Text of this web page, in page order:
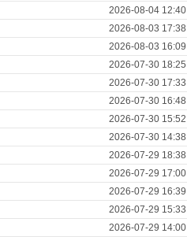
2026-08-04 12:40
2026-08-03 17:38
2026-08-03 16:09
2026-07-30 18:25
2026-07-30 17:33
2026-07-30 16:48
2026-07-30 15:52
2026-07-30 14:38
2026-07-29 18:38
2026-07-29 17:00
2026-07-29 16:39
2026-07-29 15:33
2026-07-29 14:00